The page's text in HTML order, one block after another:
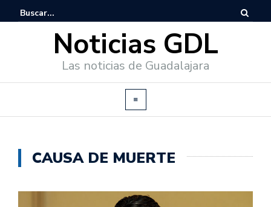
Noticias GDL
Las noticias de Guadalajara
CAUSA DE MUERTE